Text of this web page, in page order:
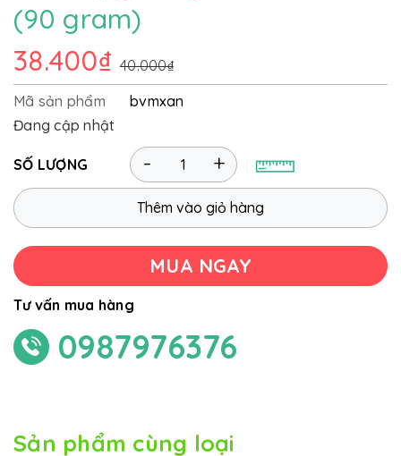
(90 gram)
38.400₫ 40.000₫
Mã sản phẩm
bvmxan
Đang cập nhật
SỐ LƯỢNG +
-
Thêm vào giỏ hàng
MUA NGAY
Tư vấn mua hàng
0987976376
Sản phẩm cùng loại